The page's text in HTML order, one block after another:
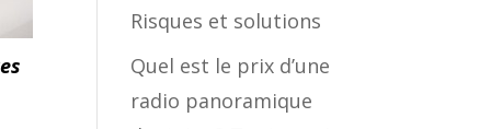
Risques et solutions
Quel est le prix d’une
radio panoramique